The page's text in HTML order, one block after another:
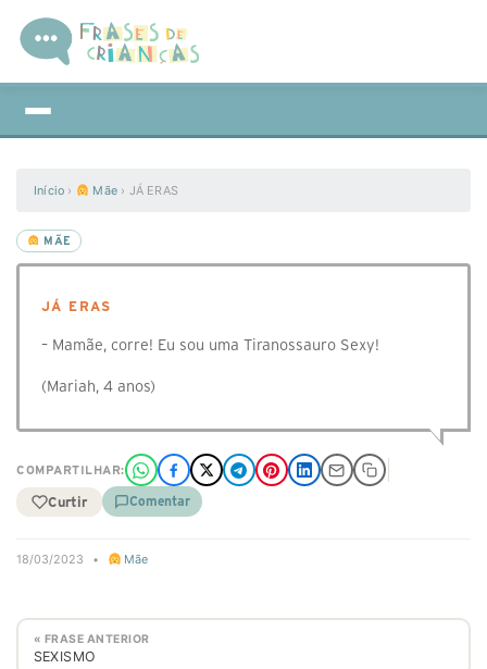
Início › Mãe › JÁ ERAS
MÃE
JÁ ERAS
– Mamãe, corre! Eu sou uma Tiranossauro Sexy!
(Mariah, 4 anos)
COMPARTILHAR:
Curtir Comentar
18/03/2023 • Mãe
« FRASE ANTERIOR
SEXISMO